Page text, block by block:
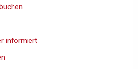
informiert